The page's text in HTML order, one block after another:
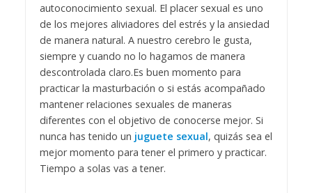
autoconocimiento sexual. El placer sexual es uno
de los mejores aliviadores del estrés y la ansiedad
de manera natural. A nuestro cerebro le gusta,
siempre y cuando no lo hagamos de manera
descontrolada claro.Es buen momento para
practicar la masturbación o si estás acompañado
mantener relaciones sexuales de maneras
diferentes con el objetivo de conocerse mejor. Si
nunca has tenido un juguete sexual, quizás sea el
mejor momento para tener el primero y practicar.
Tiempo a solas vas a tener.